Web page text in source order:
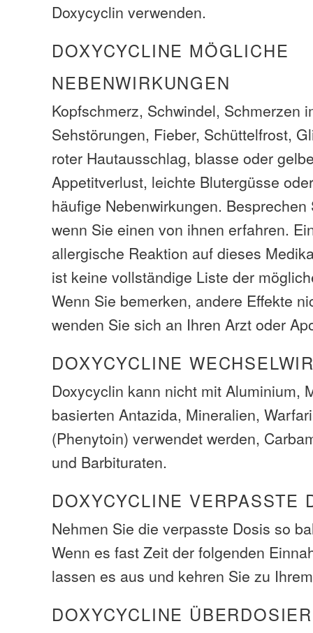
Doxycyclin verwenden.
DOXYCYCLINE MÖGLICHE
NEBENWIRKUNGEN
Kopfschmerz, Schwindel, Schmerzen
Sehstörungen, Fieber, Schüttelfrost,
roter Hautausschlag, blasse oder
Appetitverlust, leichte Blutergüsse
häufige Nebenwirkungen.
wenn Sie einen von ihnen erfahren.
allergische Reaktion auf dieses
ist keine vollständige Liste der
Wenn Sie bemerken, andere Effekte
wenden Sie sich an Ihren Arzt oder
DOXYCYCLINE
Doxycyclin kann nicht mit Aluminium,
basierten Antazida, Mineralien,
(Phenytoin) verwendet werden,
und Barbituraten.
DOXYCYCLINE VERPASSTE
Nehmen Sie die verpasste Dosis so
Wenn es fast Zeit der folgenden
lassen es aus und kehren Sie zu
DOXYCYCLINE